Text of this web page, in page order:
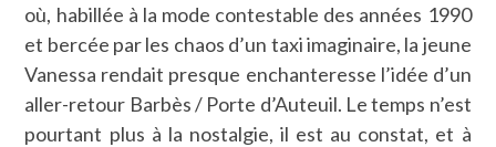
où, habillée à la mode contestable des années 1990
et bercée par les chaos d’un taxi imaginaire, la jeune
Vanessa rendait presque enchanteresse l’idée d’un
aller-retour Barbès / Porte d’Auteuil. Le temps n’est
pourtant plus à la nostalgie, il est au constat, et à